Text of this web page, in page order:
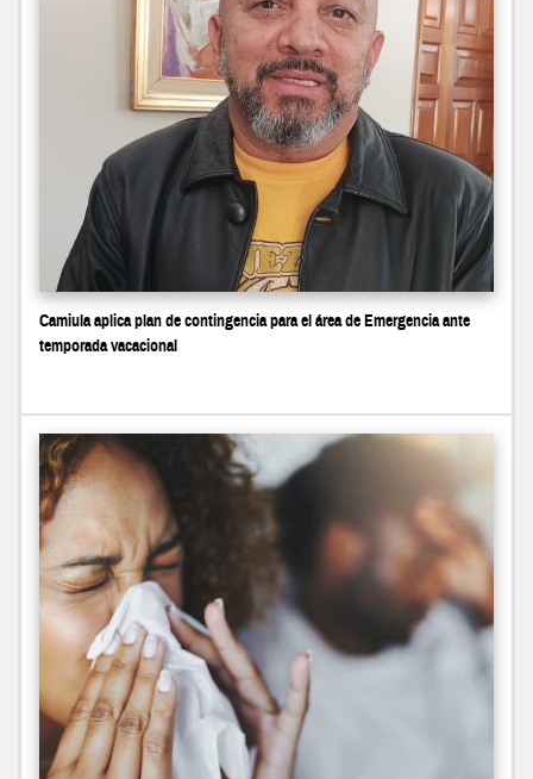
Camiula aplica plan de contingencia para el área de Emergencia ante
temporada vacacional